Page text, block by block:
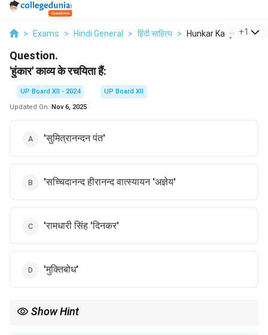
> Exams > Hindi General > हिंदी साहित्य > Hunkar Kavya Ke
+1
Question.
'हुंकार' काव्य के रचयिता हैं:
UP Board XII - 2024
UP Board XII
Updated On: Nov 6, 2025
'सुमित्रानन्दन पंत'
'सच्चिदानन्द हीरानन्द वात्स्यायन 'अज्ञेय'
'रामधारी सिंह 'दिनकर'
'मुक्तिबोध'
Show Hint